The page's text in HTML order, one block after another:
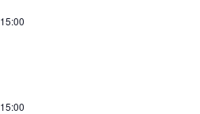
15:00
15:00